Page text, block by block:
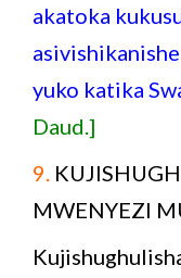
akatoka
yuko katika
Daud.]
9.
MWENYEZI